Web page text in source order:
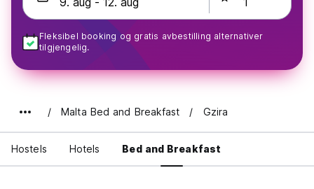
Fleksibel booking og gratis avbestilling alternativer
tilgjengelig.
Malta Bed and Breakfast Gzira
Hostels Hotels Bed and Breakfast